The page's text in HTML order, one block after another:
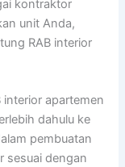
kontraktor
unit Anda,
RAB interior
interior apartemen
dahulu ke
pembuatan
sesuai dengan